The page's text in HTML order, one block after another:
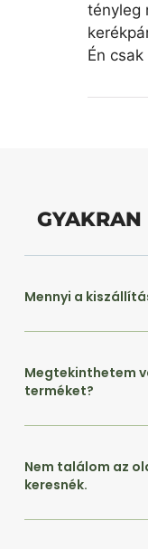
tényleg
Én
GYAKRAN
Mennyi a
Megtekinthetem
terméket?
Nem találom az
keresnék.